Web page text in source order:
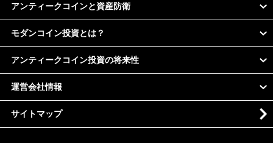
アンティークコインと資産防衛
モダンコイン投資とは？
アンティークコイン投資の将来性
運営会社情報
サイトマップ